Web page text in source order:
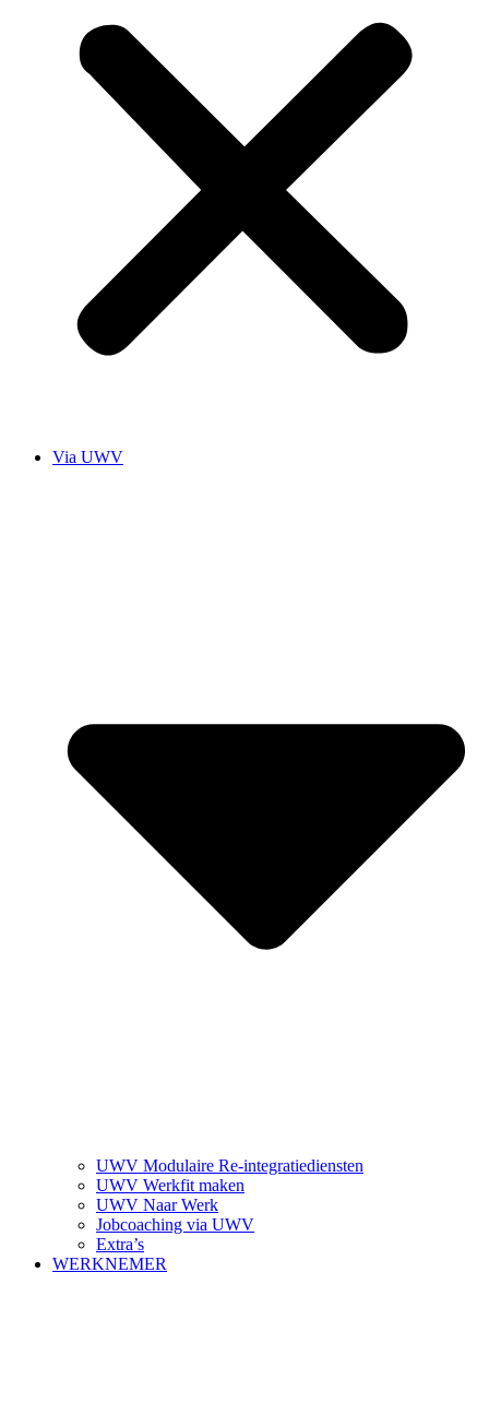
Via UWV
UWV Modulaire Re-integratiediensten
UWV Werkfit maken
UWV Naar Werk
Jobcoaching via UWV
Extra’s
WERKNEMER